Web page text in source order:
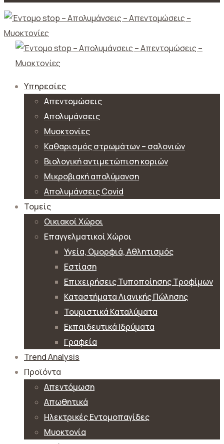
Υπηρεσίες
Απεντομώσεις
Απολυμάνσεις
Μυοκτονίες
Καθαρισμός στρωμάτων – σαλονιών
Βιολογική αντιμετώπιση κοριών
Μικροβιακή απολύμανση
Απολυμάνσεις Covid
Τομείς
Οικιακοί Χώροι
Επαγγελματικοί Χώροι
Υγεία, Ομορφιά, Αθλητισμός
Εστίαση
Επιχειρήσεις Τυποποίησης Τροφίμων
Καταστήματα Λιανικής Πώλησης
Τουριστικά Καταλύματα
Εκπαιδευτικά Ιδρύματα
Γραφεία
Trend Analysis
Προϊόντα
Απεντόμωση
Απωθητικά
Ηλεκτρικές Εντομοπαγίδες
Μυοκτονία